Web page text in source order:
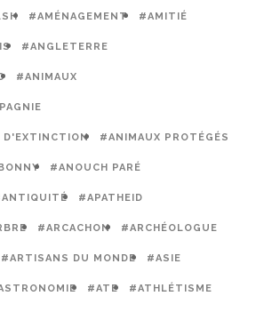
#AMÉNAGEMENT #AMITIÉ
#ANGLETERRE
#ANIMAUX
D'EXTINCTION #ANIMAUX PROTÉGÉS
#ANOUCH PARÉ
#APATHEID
#ARCACHON #ARCHÉOLOGUE
#ARTISANS DU MONDE #ASIE
#ATE #ATHLÉTISME